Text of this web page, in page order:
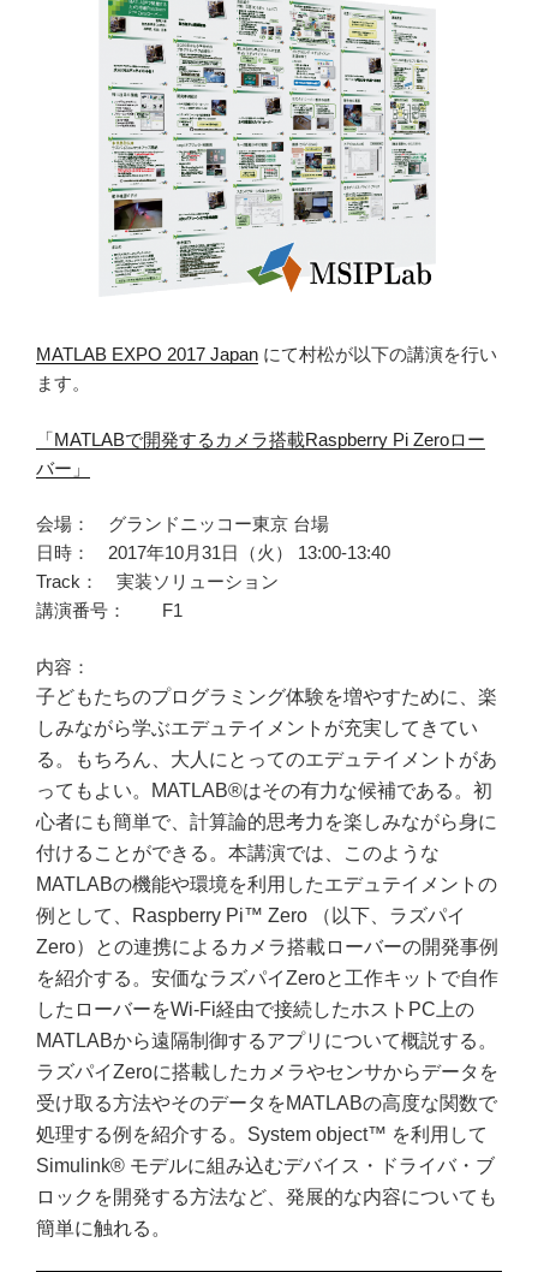
k
MATLAB EXPO 2017 Japan にて村松が以下の講演を行い
ます。
「MATLABで開発するカメラ搭載Raspberry Pi Zeroロー
バー」
会場： グランドニッコー東京 台場
日時： 2017年10月31日（火） 13:00-13:40
Track： 実装ソリューション
講演番号： F1
内容：
子どもたちのプログラミング体験を増やすために、楽
しみながら学ぶエデュテイメントが充実してきてい
る。もちろん、大人にとってのエデュテイメントがあ
ってもよい。MATLAB®はその有力な候補である。初
心者にも簡単で、計算論的思考力を楽しみながら身に
付けることができる。本講演では、このような
MATLABの機能や環境を利用したエデュテイメントの
例として、Raspberry Pi™ Zero （以下、ラズパイ
Zero）との連携によるカメラ搭載ローバーの開発事例
を紹介する。安価なラズパイZeroと工作キットで自作
したローバーをWi-Fi経由で接続したホストPC上の
MATLABから遠隔制御するアプリについて概説する。
ラズパイZeroに搭載したカメラやセンサからデータを
受け取る方法やそのデータをMATLABの高度な関数で
処理する例を紹介する。System object™ を利用して
Simulink® モデルに組み込むデバイス・ドライバ・ブ
ロックを開発する方法など、発展的な内容についても
簡単に触れる。